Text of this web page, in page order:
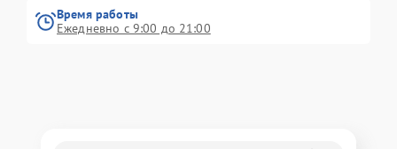
Время работы
Ежедневно с 9:00 до 21:00